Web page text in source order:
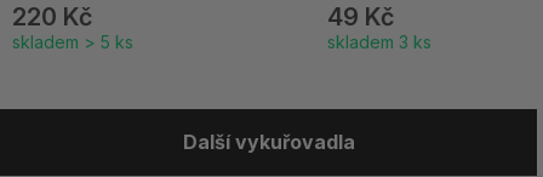
220 Kč
skladem > 5 ks
49 Kč
skladem 3 ks
Další vykuřovadla